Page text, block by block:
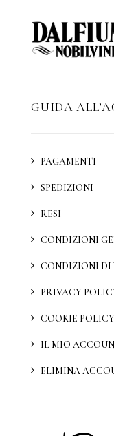
Dalfiume Nobilvini
Guida all’acquisto
Italiano
GUIDA
PAGAMENTI
SPEDIZIONI
RESI
CONDIZIONI
CONDIZIONI DI
PRIVACY
COOKIE POLICY
IL MIO
ELIMINA